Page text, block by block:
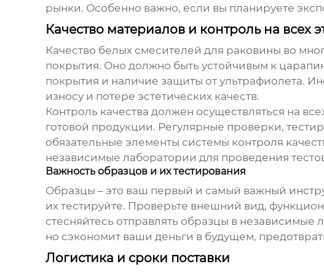
рынки. Особенно важно, если вы планируете
Качество материалов и контроль на всех
Качество белых смесителей для раковины во
покрытия. Оно должно быть устойчивым к
покрытия и наличие защиты от ультрафиолета.
износу и потере эстетических качеств.
Контроль качества должен осуществляться на
готовой продукции. Регулярные проверки,
обязательные элементы системы контроля
независимые лаборатории для проведения
Важность образцов и их тестирования
Образцы – это ваш первый и самый важный
их тестируйте. Проверьте внешний вид,
стесняйтесь отправлять образцы в
но сэкономит ваши деньги в будущем,
Логистика и сроки поставки